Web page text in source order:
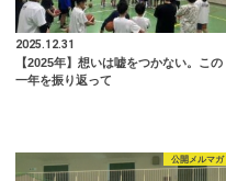
2025.12.31
【2025年】想いは嘘をつかない。この
一年を振り返って
公開メルマガ